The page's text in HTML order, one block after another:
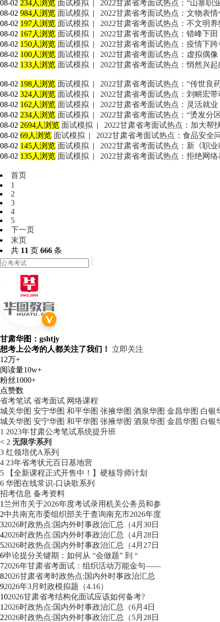
08-02 234人浏览 面试模拟
2022甘肃省考面试热点：“山寨职
08-02 984人浏览 面试模拟 |
2022甘肃省考面试热点：文物表情
08-02 197人浏览 面试模拟 |
2022甘肃省考面试热点：不文明养
08-02 167人浏览 面试模拟 |
2022甘肃省考面试热点：错峰下田
08-02 150人浏览 面试模拟 |
2022甘肃省考面试热点：疫情下
08-02 100人浏览 面试模拟 |
2022甘肃省考面试热点：虚拟偶像
08-02 133人浏览 面试模拟 | 2022甘肃省考面试热点：悄然兴起
08-02 198人浏览 面试模拟 |
2022甘肃省考面试热点：“传世良
08-02 324人浏览 面试模拟 |
2022甘肃省考面试热点：刘畊宏
08-02 162人浏览 面试模拟 |
2022甘肃省考面试热点：灵活就业
08-02 234人浏览 面试模拟 |
2022甘肃省考面试热点：“烫发分
08-02 2694人浏览 面试模拟 |
2022甘肃省考面试热点：加大帮
08-02 69人浏览 面试模拟 |
2022甘肃省考面试热点：食品安全
08-02 145人浏览 面试模拟 |
2022甘肃省考面试热点：新《职
08-02 135人浏览 面试模拟 | 2022甘肃省考面试热点：拒绝网
首页
1
2
3
4
5
下一页
末页
共 11 页 666 条
甘肃华图：gshtjy
想考上公考的人都关注了我们！ 立即关注
12万+
阅读量10w+
粉丝1000+
点赞数
省考笔试 省考面试 网络课程
城关华图 安宁华图 和平华图 张掖华图 酒泉华图 金昌华图 白银
城关华图 安宁华图 和平华图 张掖华图 酒泉华图 金昌华图 白银
1 2023年甘肃公考笔试系统提升班
< 2 无限学系列
3 红领培优A系列
4 23年省考状元百日基地营
5 【全新课程正式开售中！】硬核导师计划
6 华图在线常识-口诀歌系列
招考信息 备考资料
1 兰州市关于2026年度考试录用机关公务员和参
2中共南充市委组织部关于查询南充市2026年度
32026时政热点:国内外时事政治汇总（4月30日
42026时政热点:国内外时事政治汇总（4月28日
52026时政热点:国内外时事政治汇总（4月27日
6申论提分关键期：如何从 “会做题” 到 “
72026年甘肃省考面试：组织活动万能金句——
82026甘肃省考时政热点:国内外时事政治汇总
92026年3月时政模拟题（4.16）
102026甘肃省考结构化面试应该如何备考?
1 2026时政热点:国内外时事政治汇总（6月4日
22026时政热点:国内外时事政治汇总（5月28日